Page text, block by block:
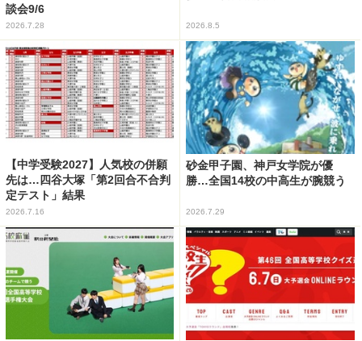
談会9/6
2026.7.28 2026.8.5
【中学受験2027】人気校の併願
先は…四谷大塚「第2回合不合判
定テスト」結果
2026.7.16
砂金甲子園、神戸女学院が優
勝…全国14校の中高生が腕競う
2026.7.29